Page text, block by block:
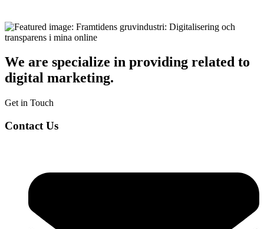
We are specialize in providing related to
digital marketing.
Get in Touch
Contact Us